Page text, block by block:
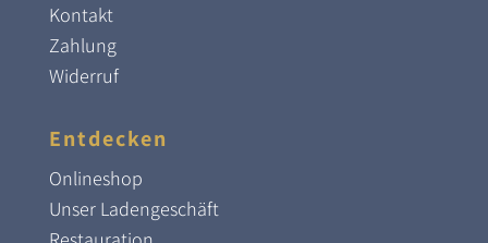
Kontakt
Zahlung
Widerruf
Entdecken
Onlineshop
Unser Ladengeschäft